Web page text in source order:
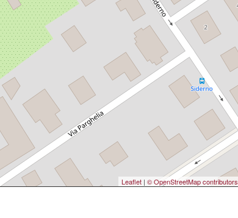
Leaflet | © OpenStreetMap contributors